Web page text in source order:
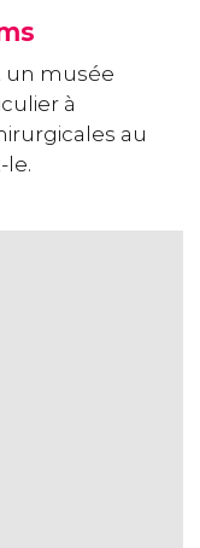
un musée
à
au
le.